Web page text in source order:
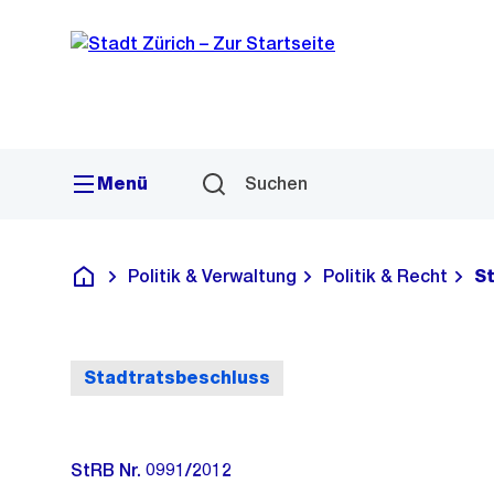
Navigation
Sprunglink
Menü Suchen
Deutsch
Politik & Verwaltung Politik & Recht
Stadtratsbeschluss
StRB Nr. 0991/2012